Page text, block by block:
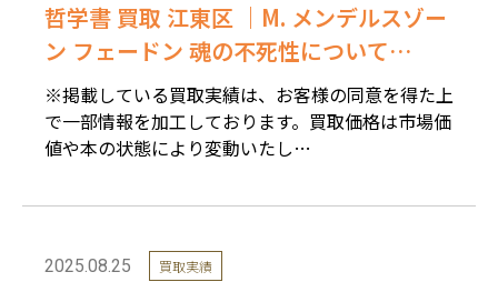
哲学書 買取 江東区 ｜M. メンデルスゾー
ン フェードン 魂の不死性について
（1769年第三版）を高価買取しました。
※掲載している買取実績は、お客様の同意を得た上
で一部情報を加工しております。買取価格は市場価
値や本の状態により変動いたし…
2025.08.25 買取実績